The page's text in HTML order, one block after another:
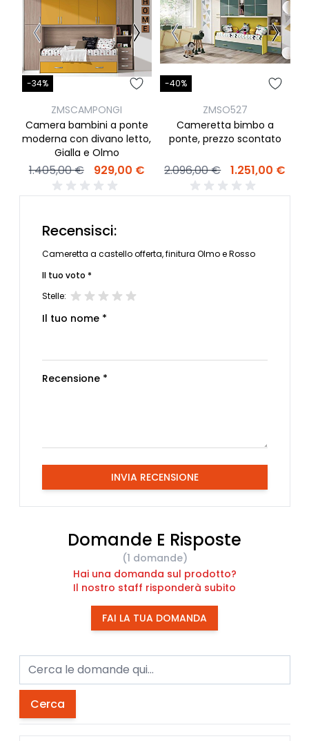
-34%
ZMSCAMPONGI
Camera bambini a ponte
moderna con divano letto,
Gialla e Olmo
1.405,00 € 929,00 €
-40%
ZMSO527
Cameretta bimbo a
ponte, prezzo scontato
2.096,00 € 1.251,00 €
Recensisci:
Cameretta a castello offerta, finitura Olmo e Rosso
Il tuo voto *
Stelle:
Il tuo nome *
Recensione *
INVIA RECENSIONE
Domande E Risposte
(1 domande)
Hai una domanda sul prodotto?
Il nostro staff risponderà subito
FAI LA TUA DOMANDA
Cerca